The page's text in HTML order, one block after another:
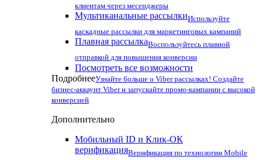
клиентам через месенджеры
Мультиканальные рассылкиИспользуйте
каскадные рассылки для маркетинговых кампаний
Плавная рассылкаВоспользуйтесь плавной
отправкой для повышения конверсии
Посмотреть все возможности
ПодробнееУзнайте больше о Viber рассылках! Создайте
бизнес-аккаунт Viber и запускайте промо-кампании с высокой
конверсией
Дополнительно
Мобильный ID и Клик-ОК
верификацияВерификация по технологии Mobile